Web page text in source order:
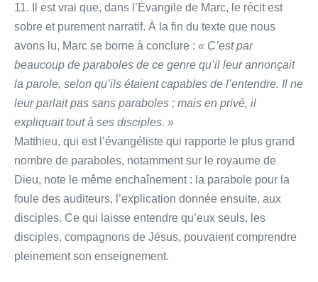
11. Il est vrai que, dans l’Évangile de Marc, le récit est
sobre et purement narratif. À la fin du texte que nous
avons lu, Marc se borne à conclure : « C’est par
beaucoup de paraboles de ce genre qu’il leur annonçait
la parole, selon qu’ils étaient capables de l’entendre. Il ne
leur parlait pas sans paraboles ; mais en privé, il
expliquait tout à ses disciples. »
Matthieu, qui est l’évangéliste qui rapporte le plus grand
nombre de paraboles, notamment sur le royaume de
Dieu, note le même enchaînement : la parabole pour la
foule des auditeurs, l’explication donnée ensuite, aux
disciples. Ce qui laisse entendre qu’eux seuls, les
disciples, compagnons de Jésus, pouvaient comprendre
pleinement son enseignement.